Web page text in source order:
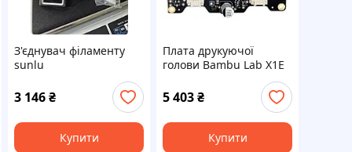
З'єднувач філаменту
sunlu
3 146₴
Купити
Плата друкуючої
голови Bambu Lab X1E
принтера ключовий
елемент модульного
блоку
5 403₴
Купити